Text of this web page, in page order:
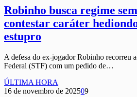
Robinho busca regime
contestar caráter
estupro
A defesa do ex-jogador Robinho recorreu
Federal (STF) com um pedido de…
ÚLTIMA HORA
16 de novembro de 202509